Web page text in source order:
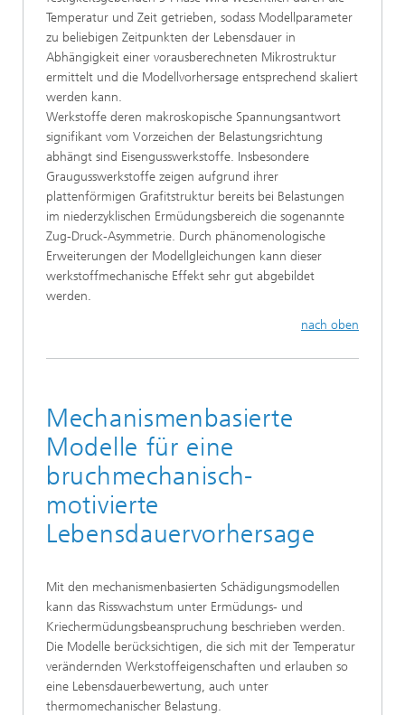
Temperatur und Zeit getrieben, sodass Modellparameter
zu beliebigen Zeitpunkten der Lebensdauer in
Abhängigkeit einer vorausberechneten Mikrostruktur
ermittelt und die Modellvorhersage entsprechend skaliert
werden kann.
Werkstoffe deren makroskopische Spannungsantwort
signifikant vom Vorzeichen der Belastungsrichtung
abhängt sind Eisengusswerkstoffe. Insbesondere
Graugusswerkstoffe zeigen aufgrund ihrer
plattenförmigen Grafitstruktur bereits bei Belastungen
im niederzyklischen Ermüdungsbereich die sogenannte
Zug-Druck-Asymmetrie. Durch phänomenologische
Erweiterungen der Modellgleichungen kann dieser
werkstoffmechanische Effekt sehr gut abgebildet
werden.
nach oben
Mechanismenbasierte
Modelle für eine
bruchmechanisch-
motivierte
Lebensdauervorhersage
Mit den mechanismenbasierten Schädigungsmodellen
kann das Risswachstum unter Ermüdungs- und
Kriechermüdungsbeanspruchung beschrieben werden.
Die Modelle berücksichtigen, die sich mit der Temperatur
verändernden Werkstoffeigenschaften und erlauben so
eine Lebensdauerbewertung, auch unter
thermomechanischer Belastung.